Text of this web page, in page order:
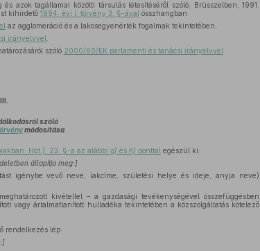
azok tagállamai közötti társulás létesítéséről szóló, Brüsszelben, 1991.
kihirdető 1994. évi I. törvény 3. §-ával összhangban
az agglomeráció és a lakosegyenérték fogalmak tekintetében,
irányelvvel,
szóló 2000/60/EK parlamenti és tanácsi irányelvvel
III.
szóló
módosítása
Hgt.): 23. §-a az alábbi g) és h) ponttal egészül ki:
állapítja meg:]
igénybe vevő neve, lakcíme, születési helye és ideje, anyja neve)
meghatározott kivétellel – a gazdasági tevékenységével összefüggésben
vagy ártalmatlanított hulladéka tekintetében a közszolgáltatás kötelező
rendelkezés lép: